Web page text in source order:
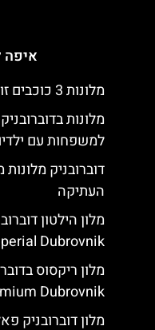
איפה
מלונות 3 כוכבים זולים בדוברובניק
מלונות
למשפחות עם
דוברובניק
העתיקה
Dubrovnik)
Dubrovnik)